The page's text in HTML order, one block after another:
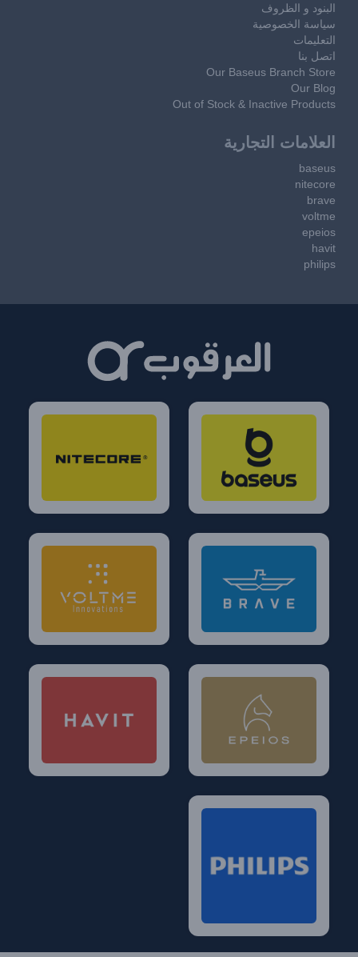
البنود و الظروف
سياسة الخصوصية
التعليمات
اتصل بنا
Our Baseus Branch Store
Our Blog
Out of Stock & Inactive Products
العلامات التجارية
baseus
nitecore
brave
voltme
epeios
havit
philips